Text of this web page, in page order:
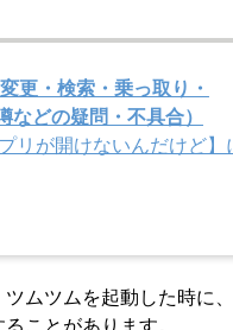
更・検索・乗っ取り・
などの疑問・不具合）
リが開けないんだけど】
ツムツムを起動した時に、
ことがあります。